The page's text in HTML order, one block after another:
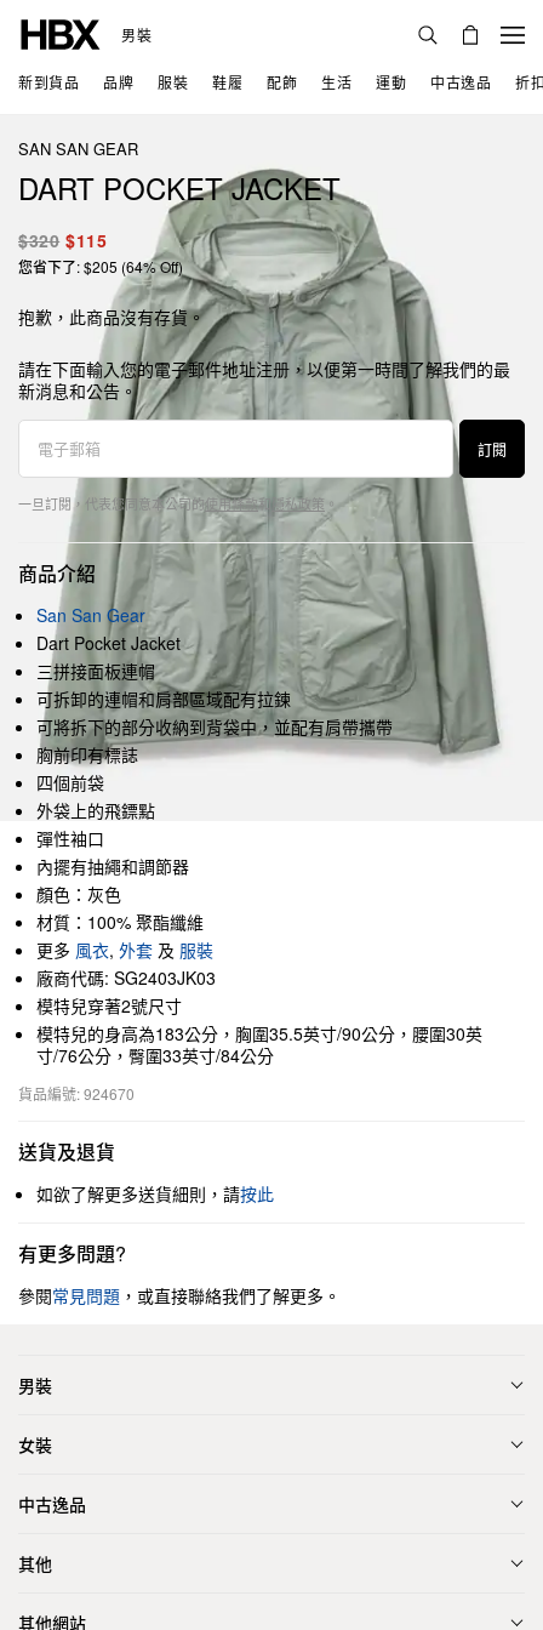
男裝
新到貨品 品牌 服裝 鞋履 配飾 生活 運動 中古逸品 折
SAN SAN GEAR
DART POCKET JACKET
$320 $115
您省下了: $205 (64% Off)
抱歉，此商品沒有存貨。
請在下面輸入您的電子郵件地址注册，以便第一時間了解我們的最
新消息和公告。
訂閱
一旦訂閱，代表您同意本公司的使用條款和 隱私政策 。
商品介紹
San San Gear
Dart Pocket Jacket
三拼接面板連帽
可拆卸的連帽和肩部區域配有拉鍊
可將拆下的部分收納到背袋中，並配有肩帶攜帶
胸前印有標誌
四個前袋
外袋上的飛鏢點
彈性袖口
內擺有抽繩和調節器
顏色：灰色
材質：100% 聚酯纖維
更多 風衣, 外套 及 服裝
廠商代碼: SG2403JK03
模特兒穿著2號尺寸
模特兒的身高為183公分，胸圍35.5英寸/90公分，腰圍30英
寸/76公分，臀圍33英寸/84公分
貨品編號: 924670
送貨及退貨
如欲了解更多送貨細則，請按此
有更多問題?
參閱常見問題 ，或直接聯絡我們了解更多。
男裝
女裝
中古逸品
其他
其他網站